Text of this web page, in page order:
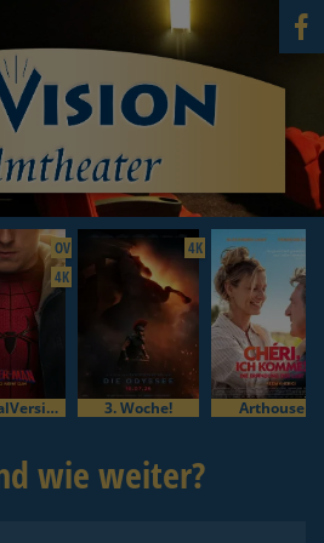
OV
4K
OriginalVersion
4K
3. Woche! Arthouse
wie weiter?